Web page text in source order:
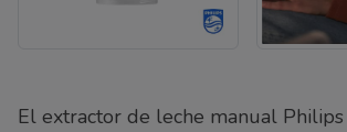
El extractor de leche manual